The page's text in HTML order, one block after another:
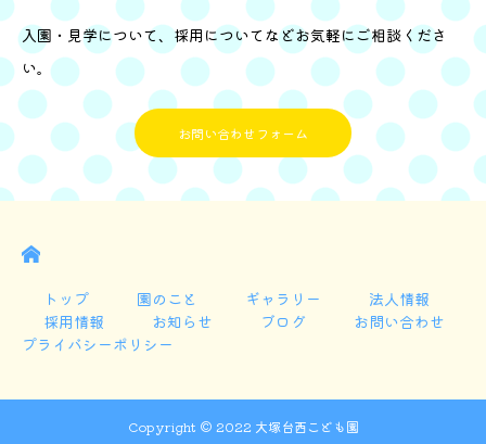
入園・見学について、採用についてなどお気軽にご相談くださ
い。
お問い合わせフォーム
トップ 園のこと ギャラリー
法人情報
採用情報
お知らせ ブログ
お問い合わせ
プライバシーポリシー
Copyright © 2022 大塚台西こども園